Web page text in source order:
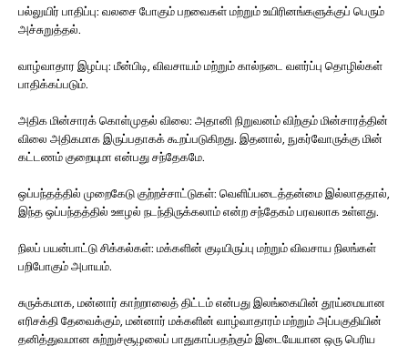
பல்லுயிர் பாதிப்பு: வலசை போகும் பறவைகள் மற்றும் உயிரினங்களுக்குப் பெரும்
அச்சுறுத்தல்.
வாழ்வாதார இழப்பு: மீன்பிடி, விவசாயம் மற்றும் கால்நடை வளர்ப்பு தொழில்கள்
பாதிக்கப்படும்.
அதிக மின்சாரக் கொள்முதல் விலை: அதானி நிறுவனம் விற்கும் மின்சாரத்தின்
விலை அதிகமாக இருப்பதாகக் கூறப்படுகிறது. இதனால், நுகர்வோருக்கு மின்
கட்டணம் குறையுமா என்பது சந்தேகமே.
ஒப்பந்தத்தில் முறைகேடு குற்றச்சாட்டுகள்: வெளிப்படைத்தன்மை இல்லாததால்,
இந்த ஒப்பந்தத்தில் ஊழல் நடந்திருக்கலாம் என்ற சந்தேகம் பரவலாக உள்ளது.
நிலப் பயன்பாட்டு சிக்கல்கள்: மக்களின் குடியிருப்பு மற்றும் விவசாய நிலங்கள்
பறிபோகும் அபாயம்.
சுருக்கமாக, மன்னார் காற்றாலைத் திட்டம் என்பது இலங்கையின் தூய்மையான
எரிசக்தி தேவைக்கும், மன்னார் மக்களின் வாழ்வாதாரம் மற்றும் அப்பகுதியின்
தனித்துவமான சுற்றுச்சூழலைப் பாதுகாப்பதற்கும் இடையேயான ஒரு பெரிய